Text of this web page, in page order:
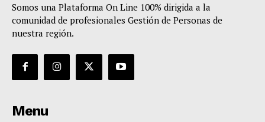
Somos una Plataforma On Line 100% dirigida a la
comunidad de profesionales Gestión de Personas de
nuestra región.
Menu